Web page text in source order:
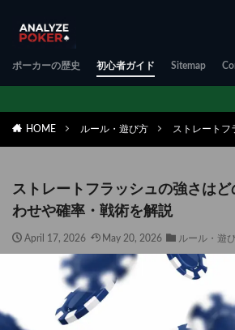
ポーカーの歴史 初心者ガイド Sitemap
HOME ルール・遊び方 ストレートフ
ストレートフラッシュの強さは
わせや確率・戦術を解説
April 17, 2026 May 20, 2026 ルール・遊